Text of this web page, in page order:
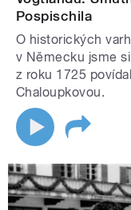
Pospischila
O historických
v Německu jsme
z roku 1725
Chaloupkovou.